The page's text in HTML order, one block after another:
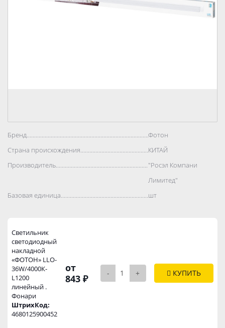
Бренд..................................................................................Фотон
Страна происхождения..................................................................................
КИТАЙ
Производитель..................................................................................
"Росэл Компани
Лимитед"
Базовая единица..................................................................................
шт
Светильник
светодиодный
накладной
«ФОТОН» LLO-
36W/4000К-
L1200
линейный .
Фонари
ШтрихКод:
4680125900452
от
843 ₽
- + КУПИТЬ